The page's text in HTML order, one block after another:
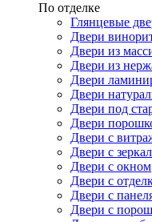
По отделке
Глянцевые
Двери
Двери из
Двери из
Двери
Двери
Двери под
Двери
Двери с
Двери с
Двери с окном
Двери с
Двери с
Двери с